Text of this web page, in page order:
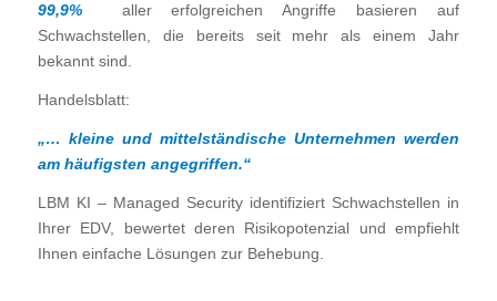
99,9% aller erfolgreichen Angriffe basieren auf
Schwachstellen, die bereits seit mehr als einem Jahr
bekannt sind.
Handelsblatt:
„… kleine und mittelständische Unternehmen werden
am häufigsten angegriffen.“
LBM KI – Managed Security identifiziert Schwachstellen in
Ihrer EDV, bewertet deren Risikopotenzial und empfiehlt
Ihnen einfache Lösungen zur Behebung.